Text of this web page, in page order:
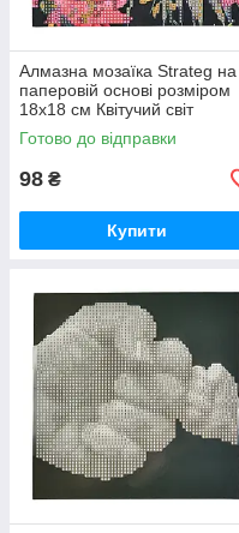
Алмазна мозаїка Strateg на
паперовій основі розміром
18х18 см Квітучий світ
екзотичної краси (JUB14393)
Готово до відправки
98 ₴
Купити